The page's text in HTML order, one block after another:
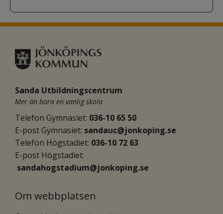
Sanda Utbildningscentrum
Mer än bara en vanlig skola
Telefon Gymnasiet: 036-10 65 50
E-post Gymnasiet: sandauc@jonkoping.se
Telefon Högstadiet: 036-10 72 63
E-post Högstadiet:
sandahogstadium@jonkoping.se
Om webbplatsen